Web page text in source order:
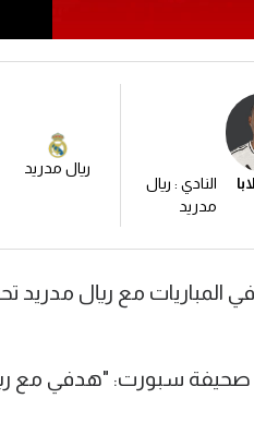
النادي : ريال
مدريد
ريال مدريد
المباريات مع ريال مدريد
صحيفة سبورت: "هدفي مع